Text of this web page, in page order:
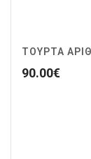
ΤΟΥΡΤΑ
90.00€